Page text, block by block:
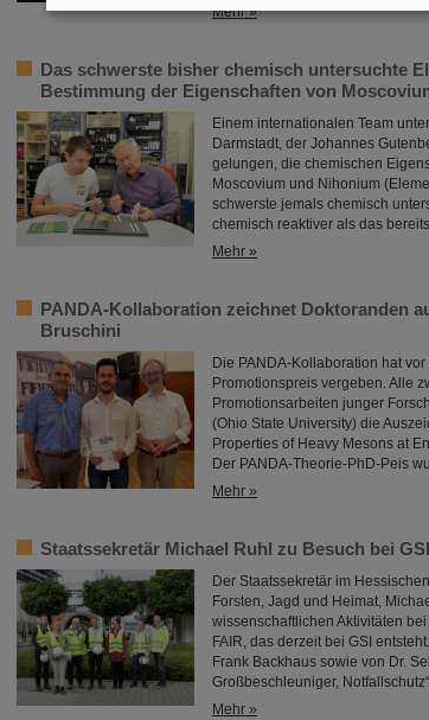
Mehr »
Das schwerste bisher chemisch untersuchte
Bestimmung der Eigenschaften von
Einem internationalen Team
Darmstadt, der Johannes
gelungen, die chemischen
Moscovium und Nihonium
schwerste jemals chemisch
chemisch reaktiver als das
Mehr »
PANDA-Kollaboration zeichnet Doktoranden
Bruschini
Die PANDA-Kollaboration hat
Promotionspreis vergeben. Alle
Promotionsarbeiten junger
(Ohio State University) die
Properties of Heavy Mesons at
Der PANDA-Theorie-PhD-Peis
Mehr »
Staatssekretär Michael Ruhl zu Besuch bei
Der Staatssekretär im
Forsten, Jagd und Heimat,
wissenschaftlichen Aktivitäten
FAIR, das derzeit bei GSI
Frank Backhaus sowie von Dr.
Großbeschleuniger,
Mehr »